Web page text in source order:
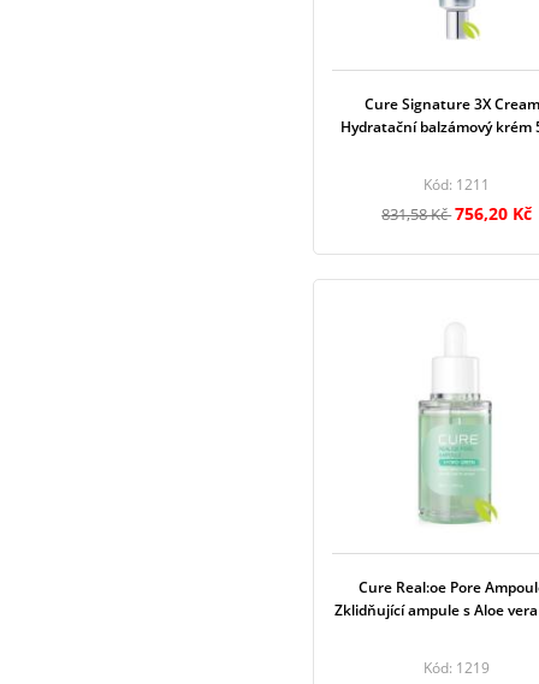
Cure Signature 3X
Hydratační balzámový krém
Kód: 1211
831,58 Kč756,20 Kč
Cure Real:oe Pore
Zklidňující ampule s Aloe
Kód: 1219